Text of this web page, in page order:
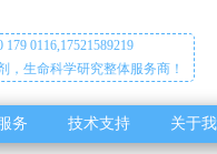
0116,17521589219
，生命科学研究整体服务商！
务 技术支持 关于